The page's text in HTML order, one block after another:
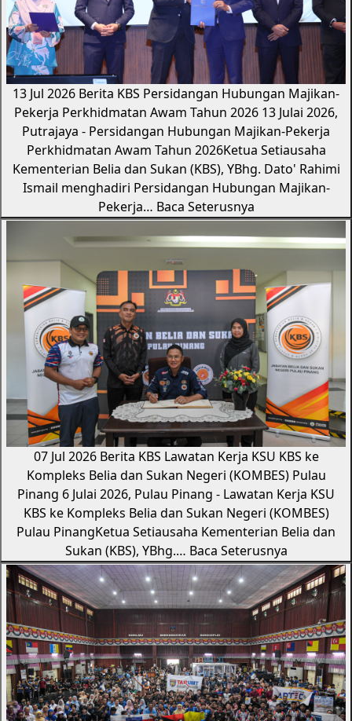
13 Jul 2026 Berita KBS Persidangan Hubungan Majikan-
Pekerja Perkhidmatan Awam Tahun 2026 13 Julai 2026,
Putrajaya - Persidangan Hubungan Majikan-Pekerja
Perkhidmatan Awam Tahun 2026Ketua Setiausaha
Kementerian Belia dan Sukan (KBS), YBhg. Dato' Rahimi
Ismail menghadiri Persidangan Hubungan Majikan-
Pekerja… Baca Seterusnya
07 Jul 2026 Berita KBS Lawatan Kerja KSU KBS ke
Kompleks Belia dan Sukan Negeri (KOMBES) Pulau
Pinang 6 Julai 2026, Pulau Pinang - Lawatan Kerja KSU
KBS ke Kompleks Belia dan Sukan Negeri (KOMBES)
Pulau PinangKetua Setiausaha Kementerian Belia dan
Sukan (KBS), YBhg.… Baca Seterusnya